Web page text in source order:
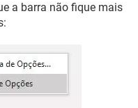
a barra não fique mais